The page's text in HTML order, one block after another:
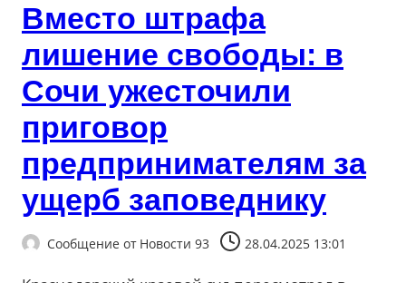
Вместо штрафа
лишение свободы: в
Сочи ужесточили
приговор
предпринимателям за
ущерб заповеднику
Сообщение от Новости 93 28.04.2025 13:01